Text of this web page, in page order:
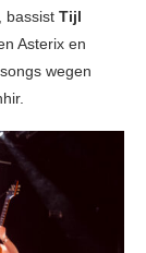
, bassist Tijl
Asterix en
wegen